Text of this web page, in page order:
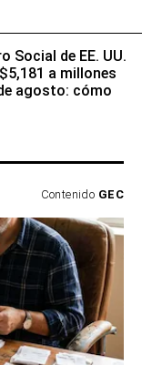
Social de EE. UU.
a millones
agosto: cómo
Contenido GEC